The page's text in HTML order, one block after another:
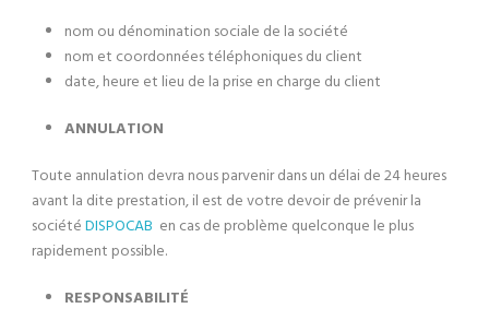
nom ou dénomination sociale de la société
nom et coordonnées téléphoniques du client
date, heure et lieu de la prise en charge du client
ANNULATION
Toute annulation devra nous parvenir dans un délai de 24 heures
avant la dite prestation, il est de votre devoir de prévenir la
sociétéDISPOCAB en cas de problème quelconque le plus
rapidement possible.
RESPONSABILITÉ